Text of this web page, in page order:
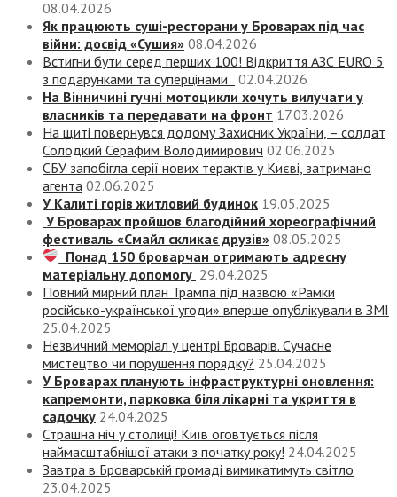
08.04.2026
Як працюють суші-ресторани у Броварах під час
війни: досвід «Сушия» 08.04.2026
Встигни бути серед перших 100! Відкриття АЗС EURO 5
з подарунками та суперцінами
02.04.2026
На Вінничині гучні мотоцикли хочуть вилучати у
власників та передавати на фронт 17.03.2026
На щиті повернувся додому Захисник України, – солдат
Солодкий Серафим Володимирович 02.06.2025
СБУ запобігла серії нових терактів у Києві, затримано
агента 02.06.2025
У Калиті горів житловий будинок 19.05.2025
У Броварах пройшов благодійний хореографічний
фестиваль «Смайл скликає друзів» 08.05.2025
Понад 150 броварчан отримають адресну
матеріальну допомогу 29.04.2025
Повний мирний план Трампа під назвою «‎Рамки
російсько-української угоди» вперше опублікували в ЗМІ
25.04.2025
Незвичний меморіал у центрі Броварів. Сучасне
мистецтво чи порушення порядку? 25.04.2025
У Броварах планують інфраструктурні оновлення:
капремонти, парковка біля лікарні та укриття в
садочку 24.04.2025
Страшна ніч у столиці! Київ оговтується після
наймасштабнішої атаки з початку року! 24.04.2025
Завтра в Броварській громаді вимикатимуть світло
23.04.2025